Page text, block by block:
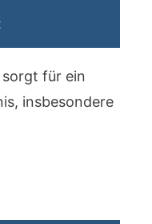
sorgt für ein
insbesondere